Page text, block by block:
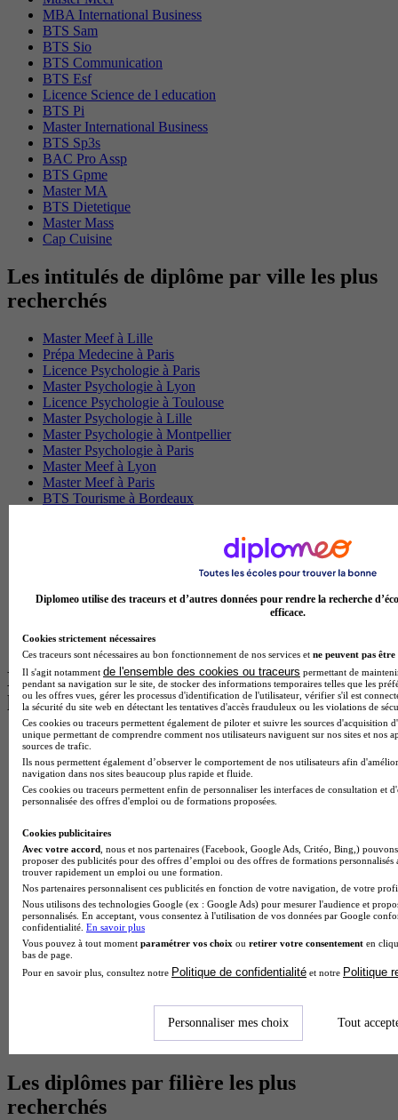
MBA International Business
BTS Sam
BTS Sio
BTS Communication
BTS Esf
Licence Science de l education
BTS Pi
Master International Business
BTS Sp3s
BAC Pro Assp
BTS Gpme
Master MA
BTS Dietetique
Master Mass
Cap Cuisine
Les intitulés de diplôme par ville les plus
recherchés
Master Meef à Lille
Prépa Medecine à Paris
Licence Psychologie à Paris
Master Psychologie à Lyon
Licence Psychologie à Toulouse
Master Psychologie à Lille
Master Psychologie à Montpellier
Master Psychologie à Paris
Master Meef à Lyon
Master Meef à Paris
BTS Tourisme à Bordeaux
BTS Communication à Bordeaux
Master Psychologie à Angers
BTS Ndrc à Lyon
Les intitulés de diplôme par alternance
les plus recherchés
BTS Esf en alternance
BTS Dietetique en alternance
BTS Mco en alternance
BTS Pi en alternance
BTS Sp3s en alternance
BTS Ndrc en alternance
BTS Sam en alternance
Cap Fleuriste en alternance
BTS Sio en alternance
MSc Marketing Digital en alternance
BTS Gpme en alternance
Cap Electricien en alternance
BTS Gpn en alternance
BTS Domotique en alternance
BAC Pro Agora en alternance
BTS Tpl en alternance
BTS Ati en alternance
Les diplômes par filière les plus
recherchés
Diplomeo utilise des traceurs et d’autres données pour rendre la recherche
efficace.
Cookies strictement nécessaires
Ces traceurs sont nécessaires au bon fonctionnement de nos services et ne peuvent pas être
Il s'agit notamment de l'ensemble des cookies ou traceurs permettant de
pendant sa navigation sur le site, de stocker des informations temporaires telles que les
ou les offres vues, gérer les processus d'identification de l'utilisateur, vérifier s'il est
la sécurité du site web en détectant les tentatives d'accès frauduleux ou les violations de
Ces cookies ou traceurs permettent également de piloter et suivre les sources d'acquisition
unique permettant de comprendre comment nos utilisateurs naviguent sur nos sites et nos
sources de trafic.
Ils nous permettent également d’observer le comportement de nos utilisateurs afin
navigation dans nos sites beaucoup plus rapide et fluide.
Ces cookies ou traceurs permettent enfin de personnaliser les interfaces de consultation et
personnalisée des offres d'emploi ou de formations proposées.
Cookies publicitaires
Avec votre accord , nous et nos partenaires (Facebook, Google Ads, Critéo, Bing,)
proposer des publicités pour des offres d’emploi ou des offres de formations
trouver rapidement un emploi ou une formation.
Nos partenaires personnalisent ces publicités en fonction de votre navigation, de votre
Nous utilisons des technologies Google (ex : Google Ads) pour mesurer l'audience et
personnalisés. En acceptant, vous consentez à l'utilisation de vos données par Google
confidentialité. En savoir plus
Vous pouvez à tout moment paramétrer vos choix ou retirer votre consentement en
bas de page.
Pour en savoir plus, consultez notre Politique de confidentialité et notre Politique
Personnaliser mes choix Tout